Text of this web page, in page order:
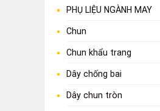
PHỤ LIỆU NGÀNH MAY
Chun
Chun khẩu trang
Dây chống bai
Dây chun tròn